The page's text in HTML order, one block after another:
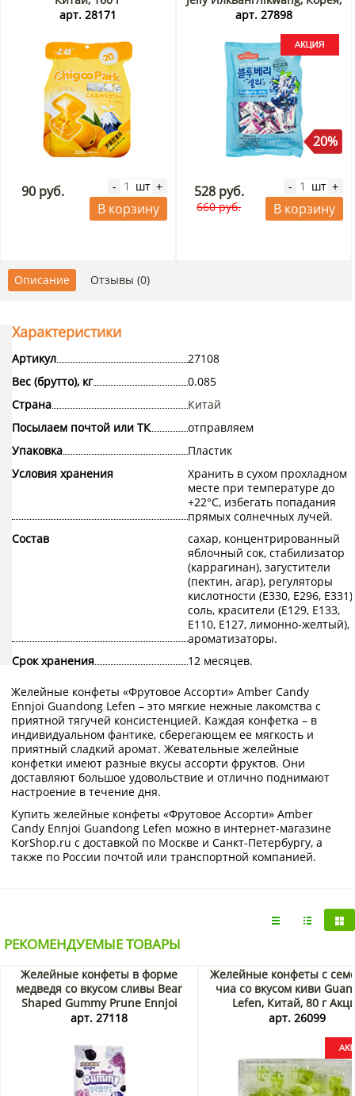
арт. 28171
90 руб. - шт +
В корзину
280 г Акция
арт. 27898
20%
528 руб.
660 руб.
- шт +
В корзину
Описание Отзывы (0)
Характеристики
Артикул
27108
Вес (брутто), кг
0.085
Страна
Китай
Посылаем почтой или ТК
отправляем
Упаковка
Пластик
Условия хранения
Хранить в сухом прохладном
месте при температуре до
+22°С, избегать попадания
прямых солнечных лучей.
Состав
сахар, концентрированный
яблочный сок, стабилизатор
(каррагинан), загустители
(пектин, агар), регуляторы
кислотности (Е330, Е296, Е331),
соль, красители (Е129, Е133,
Е110, Е127, лимонно-желтый),
ароматизаторы.
Срок хранения
12 месяцев.
Желейные конфеты «Фрутовое Ассорти» Amber Candy
Ennjoi Guandong Lefen – это мягкие нежные лакомства с
приятной тягучей консистенцией. Каждая конфетка – в
индивидуальном фантике, сберегающем ее мягкость и
приятный сладкий аромат. Жевательные желейные
конфетки имеют разные вкусы ассорти фруктов. Они
доставляют большое удовольствие и отлично поднимают
настроение в течение дня.
Купить желейные конфеты «Фрутовое Ассорти» Amber
Candy Ennjoi Guandong Lefen можно в интернет-магазине
KorShop.ru с доставкой по Москве и Санкт-Петербургу, а
также по России почтой или транспортной компанией.
РЕКОМЕНДУЕМЫЕ ТОВАРЫ
Желейные конфеты в форме
медведя со вкусом сливы Bear
Shaped Gummy Prune Ennjoi
Guandong Lefen, Китай, 50 г.
арт. 27118
Желейные конфеты с
чиа со вкусом киви
Lefen, Китай, 80 г
арт. 26099